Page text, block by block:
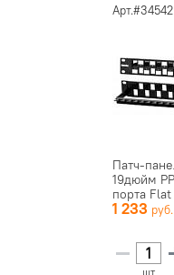
Арт.#34542
Патч-
19дюйм
порта
1 233
шт